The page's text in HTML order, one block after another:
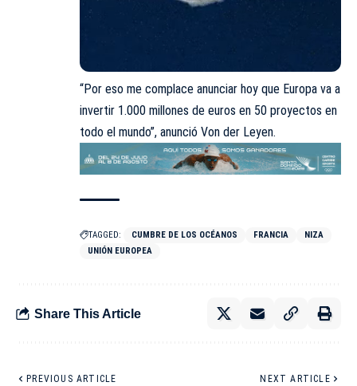
“Por eso me complace anunciar hoy que Europa va a
invertir 1.000 millones de euros en 50 proyectos en
todo el mundo”, anunció Von der Leyen.
TAGGED: CUMBRE DE LOS OCÉANOS FRANCIA
NIZA
UNIÓN EUROPEA
Share This Article
PREVIOUS ARTICLE NEXT ARTICLE